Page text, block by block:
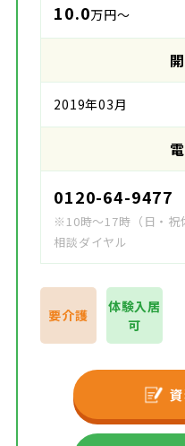
10.0万円～
2019年03月
0120-64-9477
※10時～17時（日・祝
相談ダイヤル
要介護
体験入居
可